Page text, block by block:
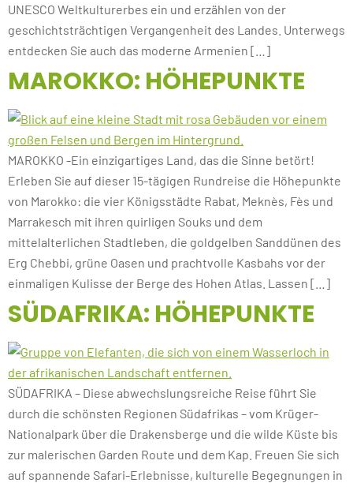
UNESCO Weltkulturerbes ein und erzählen von der
geschichtsträchtigen Vergangenheit des Landes. Unterwegs
entdecken Sie auch das moderne Armenien […]
MAROKKO: HÖHEPUNKTE
MAROKKO -Ein einzigartiges Land, das die Sinne betört!
Erleben Sie auf dieser 15-tägigen Rundreise die Höhepunkte
von Marokko: die vier Königsstädte Rabat, Meknès, Fès und
Marrakesch mit ihren quirligen Souks und dem
mittelalterlichen Stadtleben, die goldgelben Sanddünen des
Erg Chebbi, grüne Oasen und prachtvolle Kasbahs vor der
einmaligen Kulisse der Berge des Hohen Atlas. Lassen […]
SÜDAFRIKA: HÖHEPUNKTE
SÜDAFRIKA – Diese abwechslungsreiche Reise führt Sie
durch die schönsten Regionen Südafrikas – vom Krüger-
Nationalpark über die Drakensberge und die wilde Küste bis
zur malerischen Garden Route und dem Kap. Freuen Sie sich
auf spannende Safari-Erlebnisse, kulturelle Begegnungen in